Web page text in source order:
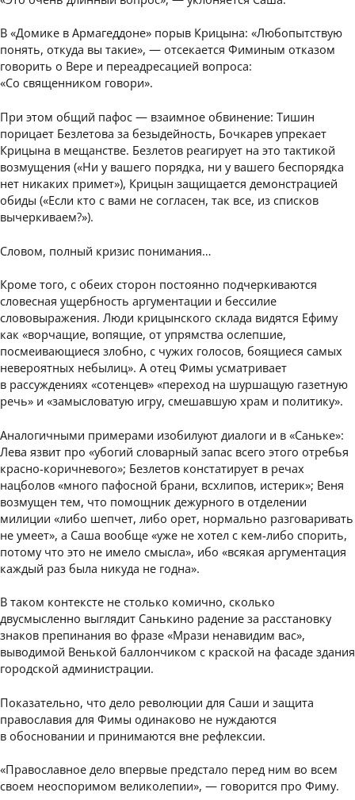
В «Домике в Армагеддоне» порыв Крицына: «Любопытствую
понять, откуда вы такие», — отсекается Фиминым отказом
говорить о Вере и переадресацией вопроса:
«Со священником говори».
При этом общий пафос — взаимное обвинение: Тишин
порицает Безлетова за безыдейность, Бочкарев упрекает
Крицына в мещанстве. Безлетов реагирует на это тактикой
возмущения («Ни у вашего порядка, ни у вашего беспорядка
нет никаких примет»), Крицын защищается демонстрацией
обиды («Если кто с вами не согласен, так все, из списков
вычеркиваем?»).
Словом, полный кризис понимания…
Кроме того, с обеих сторон постоянно подчеркиваются
словесная ущербность аргументации и бессилие
слововыражения. Люди крицынского склада видятся Ефиму
как «ворчащие, вопящие, от упрямства ослепшие,
посмеивающиеся злобно, с чужих голосов, боящиеся самых
невероятных небылиц». А отец Фимы усматривает
в рассуждениях «сотенцев» «переход на шуршащую газетную
речь» и «замысловатую игру, смешавшую храм и политику».
Аналогичными примерами изобилуют диалоги и в «Саньке»:
Лева язвит про «убогий словарный запас всего этого отребья
красно-коричневого»; Безлетов констатирует в речах
нацболов «много пафосной брани, всхлипов, истерик»; Веня
возмущен тем, что помощник дежурного в отделении
милиции «либо шепчет, либо орет, нормально разговаривать
не умеет», а Саша вообще «уже не хотел с кем-либо спорить,
потому что это не имело смысла», ибо «всякая аргументация
каждый раз была никуда не годна».
В таком контексте не столько комично, сколько
двусмысленно выглядит Санькино радение за расстановку
знаков препинания во фразе «Мрази ненавидим вас»,
выводимой Венькой баллончиком с краской на фасаде здания
городской администрации.
Показательно, что дело революции для Саши и защита
православия для Фимы одинаково не нуждаются
в обосновании и принимаются вне рефлексии.
«Православное дело впервые предстало перед ним во всем
своем неоспоримом великолепии», — говорится про Фиму.